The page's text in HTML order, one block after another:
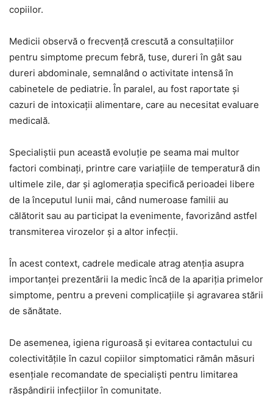
copiilor.
Medicii observă o frecvență crescută a consultațiilor
pentru simptome precum febră, tuse, dureri în gât sau
dureri abdominale, semnalând o activitate intensă în
cabinetele de pediatrie. În paralel, au fost raportate și
cazuri de intoxicații alimentare, care au necesitat evaluare
medicală.
Specialiștii pun această evoluție pe seama mai multor
factori combinați, printre care variațiile de temperatură din
ultimele zile, dar și aglomerația specifică perioadei libere
de la începutul lunii mai, când numeroase familii au
călătorit sau au participat la evenimente, favorizând astfel
transmiterea virozelor și a altor infecții.
În acest context, cadrele medicale atrag atenția asupra
importanței prezentării la medic încă de la apariția primelor
simptome, pentru a preveni complicațiile și agravarea stării
de sănătate.
De asemenea, igiena riguroasă și evitarea contactului cu
colectivitățile în cazul copiilor simptomatici rămân măsuri
esențiale recomandate de specialiști pentru limitarea
răspândirii infecțiilor în comunitate.